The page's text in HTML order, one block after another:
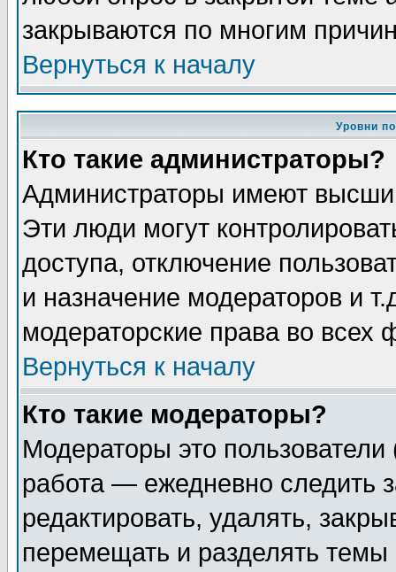
закрываются по многим
Вернуться к началу
Уровни
Кто такие администраторы?
Администраторы имеют
Эти люди могут
доступа, отключение
и назначение модераторов и
модераторские права во всех
Вернуться к началу
Кто такие модераторы?
Модераторы это
работа — ежедневно следить
редактировать, удалять,
перемещать и разделять